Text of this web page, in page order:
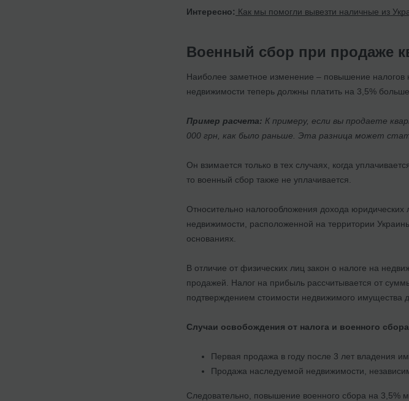
Интересно: Как мы помогли вывезти наличные из
Военный сбор при продаже
Наиболее заметное изменение – повышение налогов
недвижимости теперь должны платить на 3,5%
Пример расчета: К примеру, если вы продаете
000 грн, как было раньше. Эта разница может
Он взимается только в тех случаях, когда
то военный сбор также не уплачивается.
Относительно налогообложения дохода
недвижимости, расположенной на территории
основаниях.
В отличие от физических лиц закон о налоге на
продажей. Налог на прибыль рассчитывается от
подтверждением стоимости недвижимого имущества
Случаи освобождения от налога и военного
Первая продажа в году после 3 лет владения
Продажа наследуемой недвижимости,
Следовательно, повышение военного сбора на 3,5%